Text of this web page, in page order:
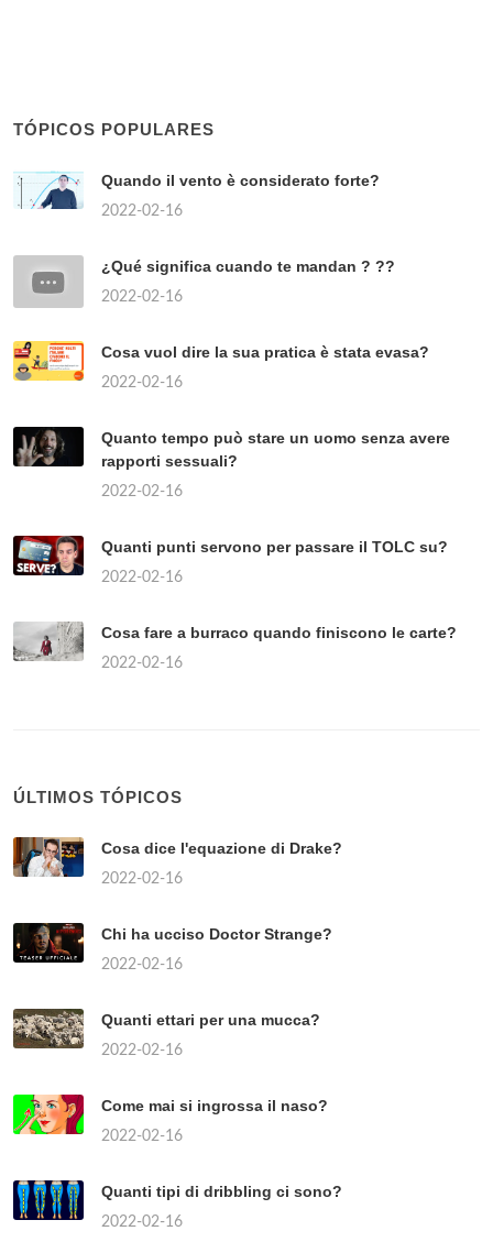
TÓPICOS POPULARES
Quando il vento è considerato forte?
2022-02-16
¿Qué significa cuando te mandan ? ??
2022-02-16
Cosa vuol dire la sua pratica è stata evasa?
2022-02-16
Quanto tempo può stare un uomo senza avere
rapporti sessuali?
2022-02-16
Quanti punti servono per passare il TOLC su?
2022-02-16
Cosa fare a burraco quando finiscono le carte?
2022-02-16
ÚLTIMOS TÓPICOS
Cosa dice l'equazione di Drake?
2022-02-16
Chi ha ucciso Doctor Strange?
2022-02-16
Quanti ettari per una mucca?
2022-02-16
Come mai si ingrossa il naso?
2022-02-16
Quanti tipi di dribbling ci sono?
2022-02-16